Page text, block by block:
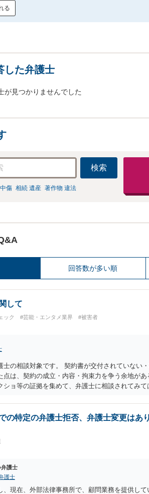
る
した弁護士
が見つかりませんでした
検索
傷 相続 遺産 著作物 違法
回答数が多い順
して
ック #芸能・エンタメ業界 #被害者
士の相談対象です。 契約書が交付されていない
点は、契約の成立・内容・拘束力を争う余地が
ショ等の証拠を集めて、弁護士に相談されてみ
の特定の弁護士拒否、弁護士変更はあ
護士
護士
、現在、外部法律事務所で、顧問業務を提供し